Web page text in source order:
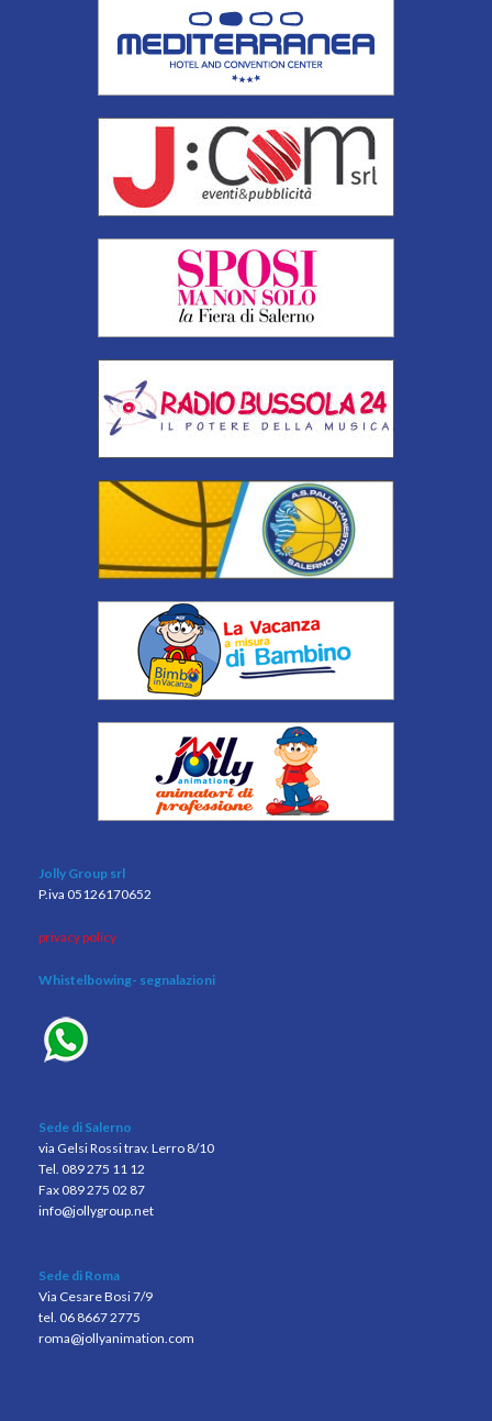
Jolly Group srl
P.iva 05126170652
privacy policy
Whistelbowing- segnalazioni
Sede di Salerno
via Gelsi Rossi trav. Lerro 8/10
Tel. 089 275 11 12
Fax 089 275 02 87
info@jollygroup.net
Sede di Roma
Via Cesare Bosi 7/9
tel. 06 8667 2775
roma@jollyanimation.com